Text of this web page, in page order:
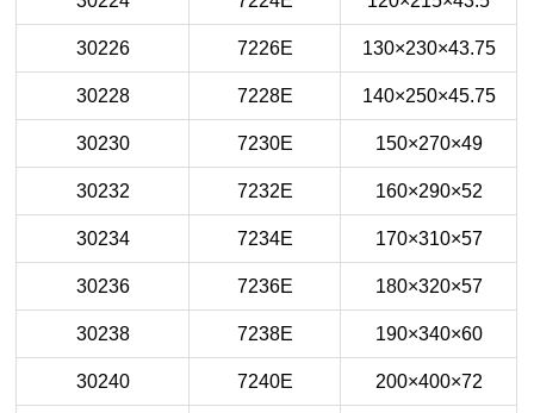
30226 7226E 130×230×43.75
30228 7228E 140×250×45.75
30230 7230E 150×270×49
30232 7232E 160×290×52
30234 7234E 170×310×57
30236 7236E 180×320×57
30238 7238E 190×340×60
30240 7240E 200×400×72